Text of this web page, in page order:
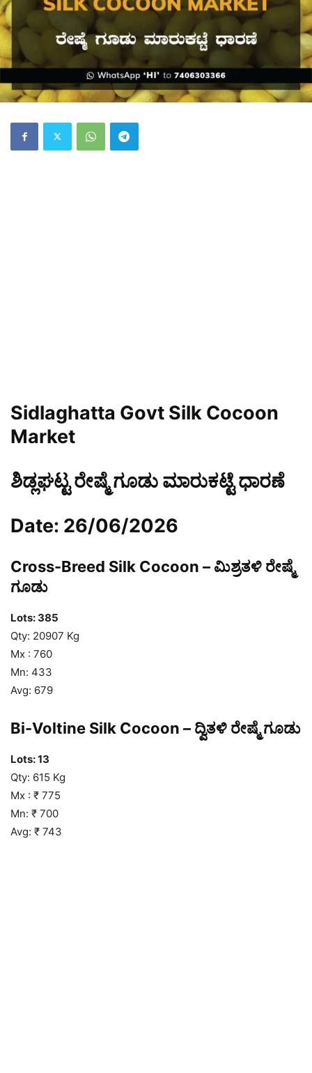
Sidlaghatta Govt Silk Cocoon
Market
ಶಿಡ್ಲಘಟ್ಟ ರೇಷ್ಮೆ ಗೂಡು ಮಾರುಕಟ್ಟೆ ಧಾರಣೆ
Date: 26/06/2026
Cross-Breed Silk Cocoon – ಮಿಶ್ರತಳಿ ರೇಷ್ಮೆ
ಗೂಡು
Lots: 385
Qty: 20907 Kg
Mx : 760
Mn: 433
Avg: 679
Bi-Voltine Silk Cocoon – ದ್ವಿತಳಿ ರೇಷ್ಮೆ ಗೂಡು
Lots: 13
Qty: 615 Kg
Mx : ₹ 775
Mn: ₹ 700
Avg: ₹ 743